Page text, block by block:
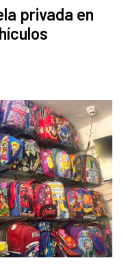
privada en